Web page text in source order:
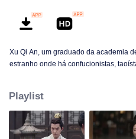
Xu Qi An, um graduado da academia
estranho onde há confucionistas,
organização de guardiões para mudar
Guardião.
Playlist